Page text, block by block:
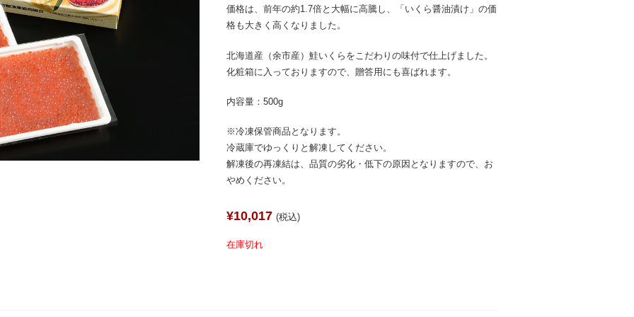
価格は、前年の約1.7倍と大幅に高騰し、「いくら醤油漬け」の価
格も大きく高くなりました。
北海道産（余市産）鮭いくらをこだわりの味付で仕上げました。
化粧箱に入っておりますので、贈答用にも喜ばれます。
内容量：500g
※冷凍保管商品となります。
冷蔵庫でゆっくりと解凍してください。
解凍後の再凍結は、品質の劣化・低下の原因となりますので、お
やめください。
¥10,017 (税込)
在庫切れ